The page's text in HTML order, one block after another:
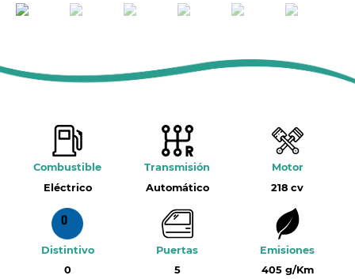
Combustible
Eléctrico
Transmisión
Automático
Motor
218 cv
Distintivo
0
Puertas
5
Emisiones
405 g/Km